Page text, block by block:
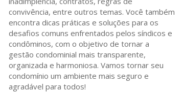
convivência, entre outros temas. Você também
encontra dicas práticas e soluções para os
desafios comuns enfrentados pelos síndicos e
condôminos, com o objetivo de tornar a
gestão condominial mais transparente,
organizada e harmoniosa. Vamos tornar seu
condomínio um ambiente mais seguro e
agradável para todos!